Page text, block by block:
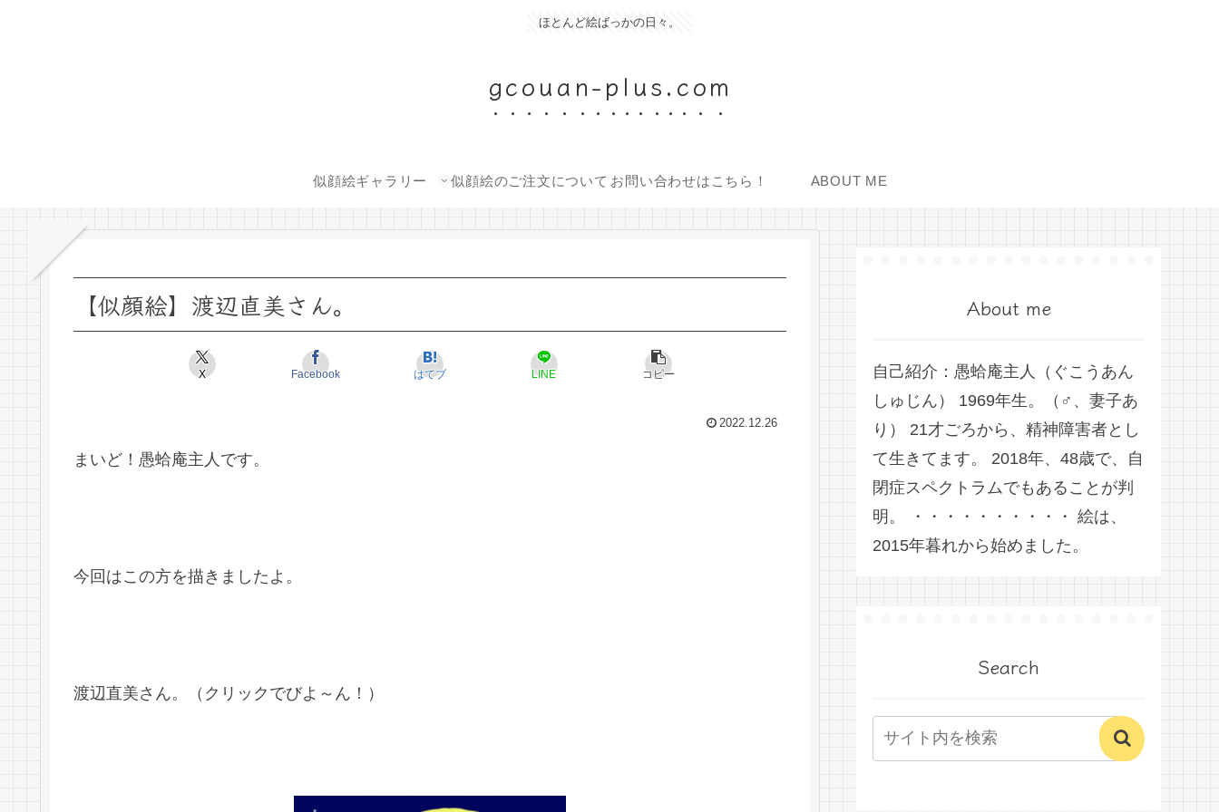
ほとんど絵ばっかの日々。
gcouan-plus.com
似顔絵ギャラリー 似顔絵のご注文について お問い合わせはこちら！ ABOUT ME
【似顔絵】渡辺直美さん。
X Facebook はてブ LINE コピー
2022.12.26
まいど！愚蛤庵主人です。
今回はこの方を描きましたよ。
渡辺直美さん。（クリックでびよ～ん！）
About me
自己紹介：愚蛤庵主人（ぐこうあん
しゅじん） 1969年生。（♂、妻子あ
り） 21才ごろから、精神障害者とし
て生きてます。 2018年、48歳で、自
閉症スペクトラムでもあることが判
明。 ・・・・・・・・・・ 絵は、
2015年暮れから始めました。
Search